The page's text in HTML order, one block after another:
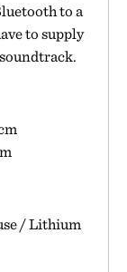
to a
to supply
/ Lithium